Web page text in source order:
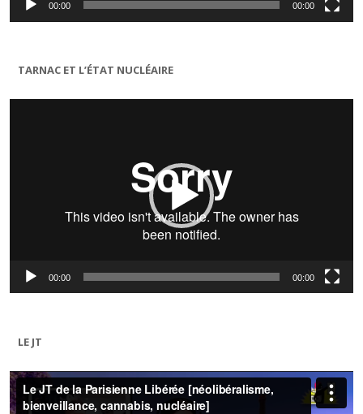
00:00 00:00
TARNAC ET L’ÉTAT NUCLÉAIRE
Lecteur
00:00 00:00
LE JT
Lecteur
vidéo